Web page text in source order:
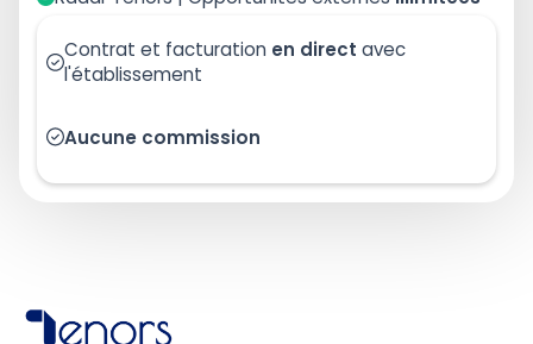
Contrat et facturation en direct avec
l'établissement
Aucune commission